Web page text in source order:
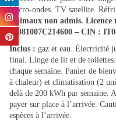
Micro-ondes. TV satellite.
Animaux non admis.
19081007C214600 – CIN :
Inclus : gaz et eau. Électricité
final. Linge de lit et de toilettes.
chaque semaine. Panier de
à chaleur) et climatisation (2
delà de 200 kWh par
payer sur place à l’arrivée.
espèces à l’arrivée.